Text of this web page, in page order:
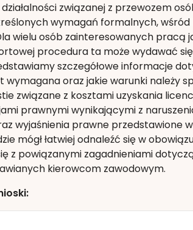
związanej z przewozem
wymagań formalnych,
wielu osób zainteresowanych
procedura ta może wydawać
szczegółowe informacje
wymagana oraz jakie warunki należy
związane z kosztami uzyskania
prawnymi wynikającymi z
wyjaśnienia prawne przedstawione
mógł łatwiej odnaleźć się w
z powiązanymi zagadnieniami
kierowcom zawodowym.